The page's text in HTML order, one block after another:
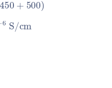
(1450+500
−6S/cm